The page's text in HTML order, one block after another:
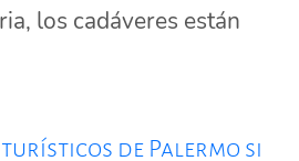
los cadáveres están
de Palermo si